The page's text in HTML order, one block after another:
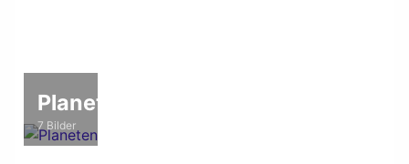
Planeten
7 Bilder